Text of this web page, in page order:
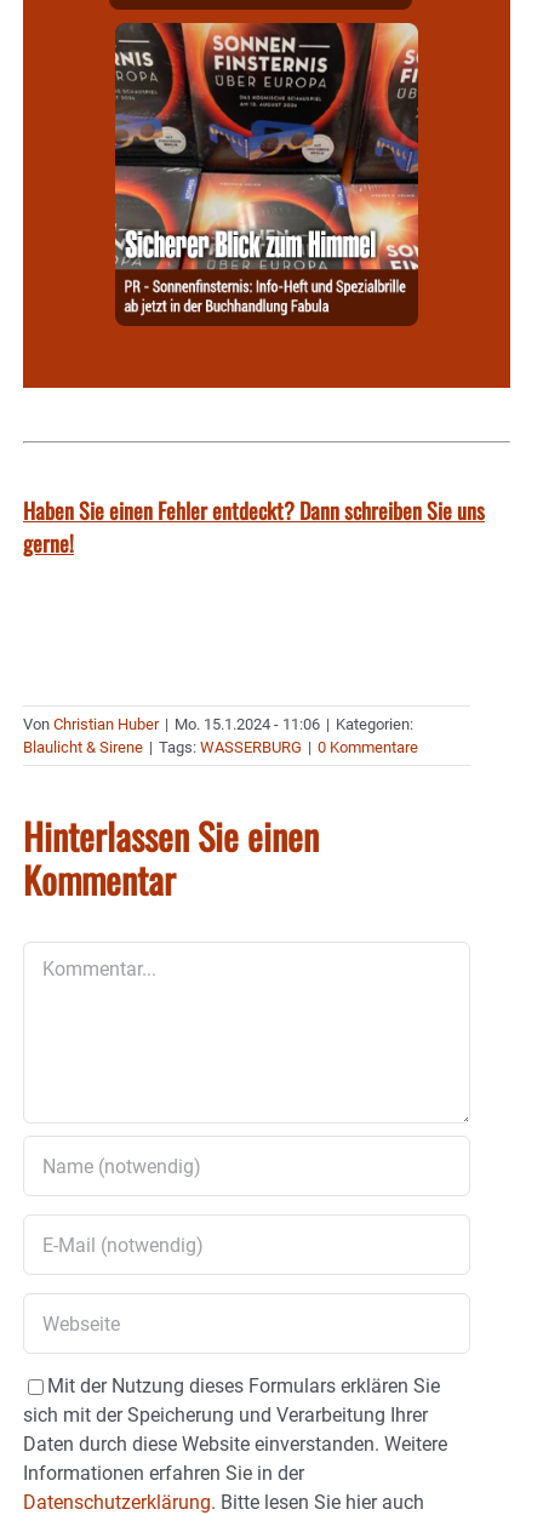
Haben Sie einen Fehler entdeckt? Dann schreiben Sie uns
gerne!
Von Christian Huber | Mo. 15.1.2024 - 11:06 | Kategorien:
Blaulicht & Sirene | Tags: WASSERBURG | 0 Kommentare
Hinterlassen Sie einen
Kommentar
Mit der Nutzung dieses Formulars erklären Sie
sich mit der Speicherung und Verarbeitung Ihrer
Daten durch diese Website einverstanden. Weitere
Informationen erfahren Sie in der
Datenschutzerklärung. Bitte lesen Sie hier auch